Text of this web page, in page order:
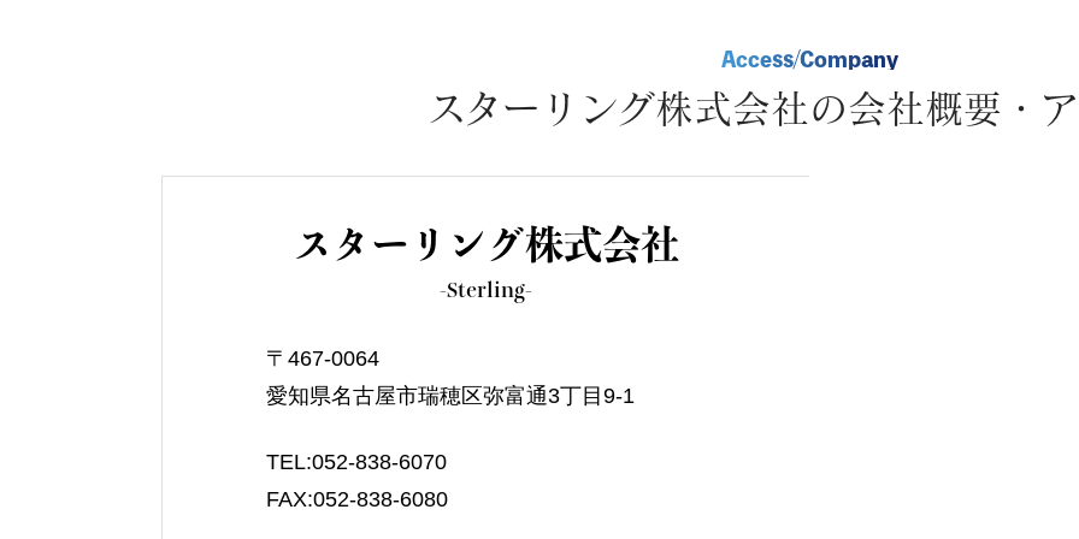
Access/Company
スターリング株式会社の会社概要・
スターリング株式会社
-Sterling-
〒467-0064
愛知県名古屋市瑞穂区弥富通3丁目9-1
TEL:052-838-6070
FAX:052-838-6080